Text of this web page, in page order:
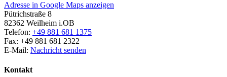
Adresse in Google Maps anzeigen
Pütrichstraße 8
82362 Weilheim i.OB
Telefon: +49 881 681 1375
Fax: +49 881 681 2322
E-Mail: Nachricht senden
Kontakt